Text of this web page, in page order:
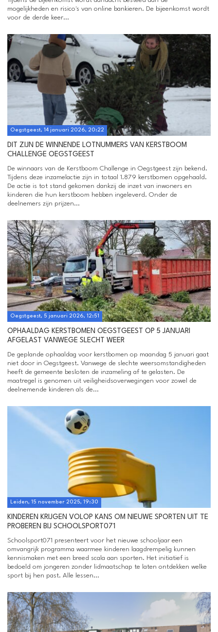
mogelijkheden en risico's van online bankieren. De bijeenkomst wordt
voor de derde keer...
Oegstgeest, 14 januari 2026, 20:22
DIT ZIJN DE WINNENDE LOTNUMMERS VAN KERSTBOOM
CHALLENGE OEGSTGEEST
De winnaars van de Kerstboom Challenge in Oegstgeest zijn bekend.
Tijdens deze inzamelactie zijn in totaal 1.879 kerstbomen opgehaald.
De actie is tot stand gekomen dankzij de inzet van inwoners en
kinderen die hun kerstboom hebben ingeleverd. Onder de
deelnemers zijn prijzen...
Oegstgeest, 5 januari 2026, 12:51
OPHAALDAG KERSTBOMEN OEGSTGEEST OP 5 JANUARI
AFGELAST VANWEGE SLECHT WEER
De geplande ophaaldag voor kerstbomen op maandag 5 januari gaat
niet door in Oegstgeest. Vanwege de slechte weersomstandigheden
heeft de gemeente besloten de inzameling af te gelasten. De
maatregel is genomen uit veiligheidsoverwegingen voor zowel de
deelnemende kinderen als de...
Leiden, 15 november 2025, 19:30
KINDEREN KRIJGEN VOLOP KANS OM NIEUWE SPORTEN UIT TE
PROBEREN BIJ SCHOOLSPORT071
Schoolsport071 presenteert voor het nieuwe schooljaar een
omvangrijk programma waarmee kinderen laagdrempelig kunnen
kennismaken met een breed scala aan sporten. Het initiatief is
bedoeld om jongeren zonder lidmaatschap te laten ontdekken welke
sport bij hen past. Alle lessen...